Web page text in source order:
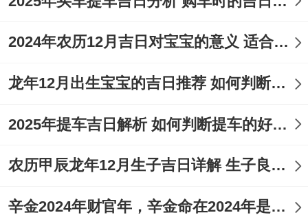
2024年农历12月吉日对宝宝的意义 适合龙年宝宝出生的日子有哪些
龙年12月出生宝宝的吉日推荐 如何判断吉日是否适合宝宝
2025年提车吉日解析 如何判断提车的好日子
农历甲辰龙年12月生子吉日详解 生子良辰的影响因素
辛金2024年财官年，辛金命在2024年是财官年还是财印年